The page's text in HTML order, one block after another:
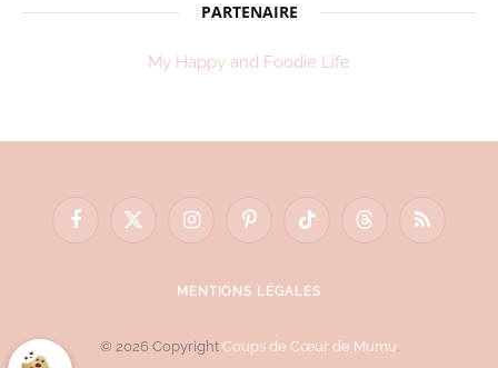
PARTENAIRE
My Happy and Foodie Life
Facebook
X
InstagramPinterestTikTok ThreadsRSS
MENTIONS LÉGALES
© 2026 Copyright Coups de Cœur de Mumu.